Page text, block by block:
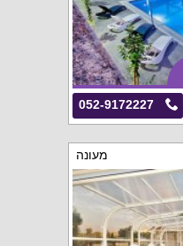
052-9172227
מעונה